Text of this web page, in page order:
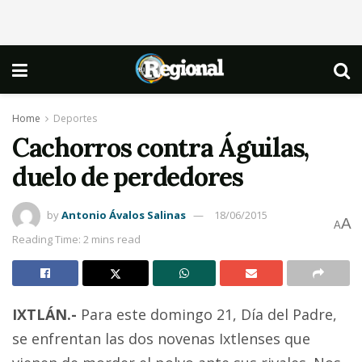
Home Deportes
Cachorros contra Águilas,
duelo de perdedores
byAntonio Ávalos Salinas
18/06/2015
Reading Time: 2 mins read
AA
IXTLÁN.- Para este domingo 21, Día del Padre,
se enfrentan las dos novenas Ixtlenses que